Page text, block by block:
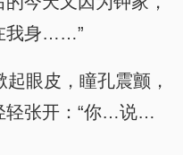
我身……”
眼皮，瞳孔震颤，
轻张开：“你…说…